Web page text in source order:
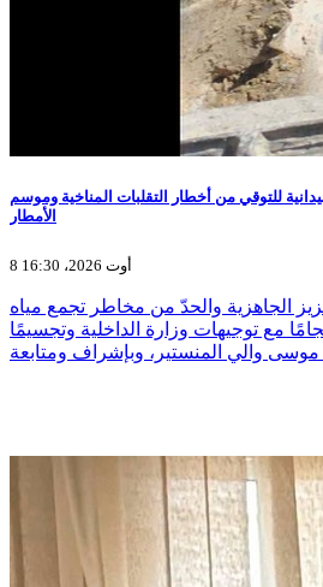
للتوقي من أخطار التقلبات المناخية وموسم
الأمطار
8 أوت 2026، 16:30
الجاهزية والحدّ من مخاطر تجمع مياه
مع توجيهات وزارة الداخلية وتجسيمًا